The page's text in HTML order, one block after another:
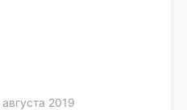
августа 2019